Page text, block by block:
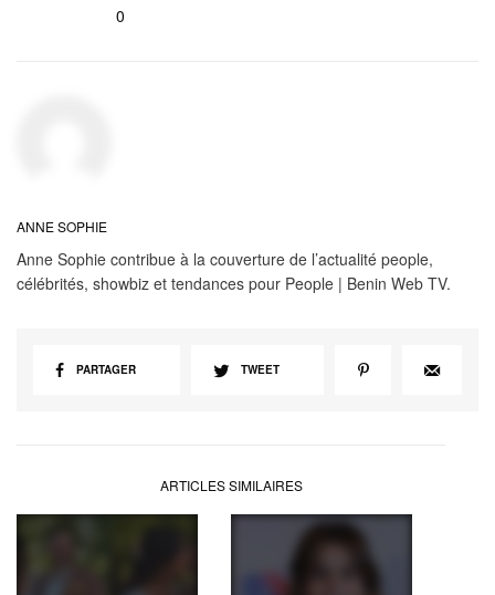
0
ANNE SOPHIE
Anne Sophie contribue à la couverture de l’actualité people,
célébrités, showbiz et tendances pour People | Benin Web TV.
PARTAGER TWEET
ARTICLES SIMILAIRES